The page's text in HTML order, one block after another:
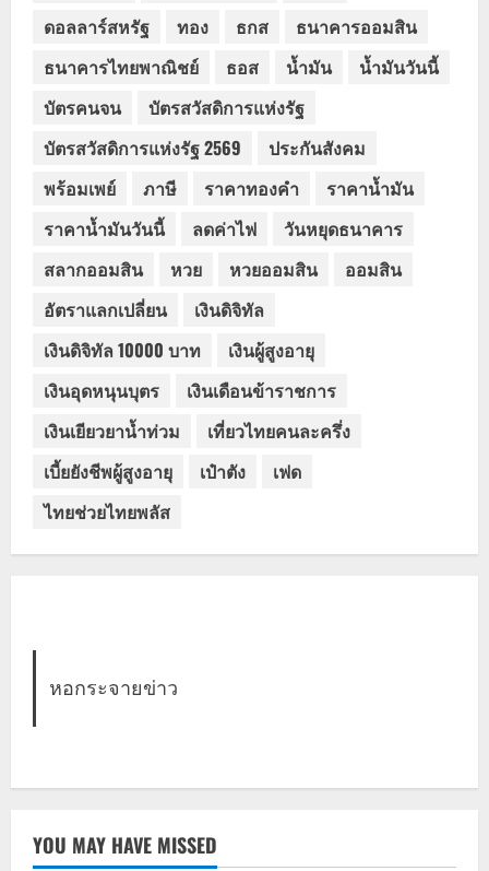
ดอลลาร์สหรัฐ
ทอง ธกส
ธนาคารออมสิน
ธนาคารไทยพาณิชย์
ธอส น้ำมัน
น้ำมันวันนี้
บัตรคนจน
บัตรสวัสดิการแห่งรัฐ
บัตรสวัสดิการแห่งรัฐ 2569
ประกันสังคม
พร้อมเพย์
ภาษี ราคาทองคำ
ราคาน้ำมัน
ราคาน้ำมันวันนี้
ลดค่าไฟ
วันหยุดธนาคาร
สลากออมสิน
หวย หวยออมสิน
ออมสิน
อัตราแลกเปลี่ยน
เงินดิจิทัล
เงินดิจิทัล 10000 บาท
เงินผู้สูงอายุ
เงินอุดหนุนบุตร
เงินเดือนข้าราชการ
เงินเยียวยาน้ำท่วม
เที่ยวไทยคนละครึ่ง
เบี้ยยังชีพผู้สูงอายุ
เป๋าตัง
เฟด
ไทยช่วยไทยพลัส
หอกระจายข่าว
YOU MAY HAVE MISSED